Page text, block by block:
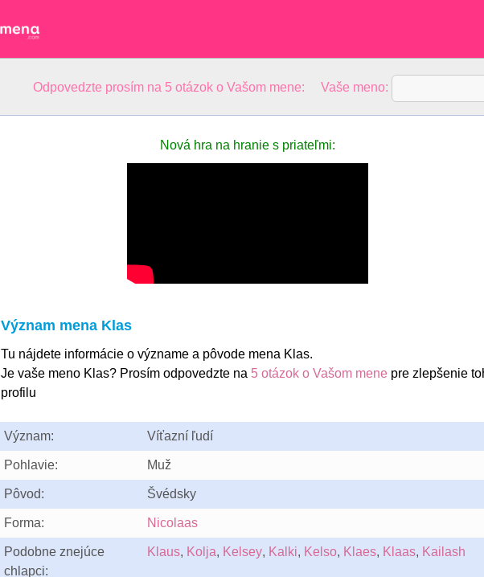
Odpovedzte prosím na 5 otázok o Vašom mene: Vaše meno:
Nová hra na hranie s priateľmi:
Význam mena Klas
Tu nájdete informácie o význame a pôvode mena Klas.
Je vaše meno Klas? Prosím odpovedzte na 5 otázok o Vašom menepre zlepšenie
profilu
Význam: Víťazní ľudí
Pohlavie: Muž
Pôvod: Švédsky
Forma: Nicolaas
Podobne znejúce
chlapci:
Klaus, Kolja, Kelsey, Kalki, Kelso, Klaes, Klaas, Kailash